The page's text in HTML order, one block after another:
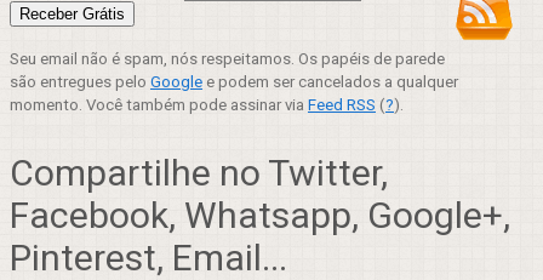
Seu email não é spam, nós respeitamos. Os papéis de parede
são entregues pelo Google e podem ser cancelados a qualquer
momento. Você também pode assinar via Feed RSS (?).
Compartilhe no Twitter,
Facebook, Whatsapp, Google+,
Pinterest, Email...